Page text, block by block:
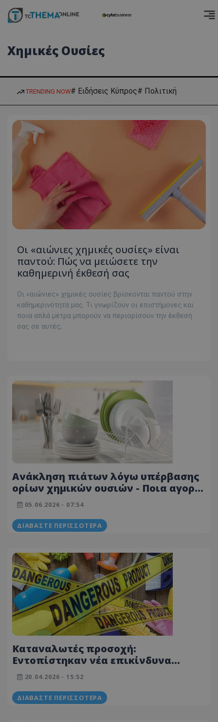
Χημικές Ουσίες
TRENDING NOW# Ειδήσεις Κύπρος# Πολιτική
Οι «αιώνιες χημικές ουσίες» είναι
παντού: Πώς να μειώσετε την
καθημερινή έκθεσή σας
Οι «αιώνιες» χημικές ουσίες βρίσκονται παντού στην
καθημερινότητά μας. Τι γνωρίζουν οι επιστήμονες και
ποια απλά μέτρα μπορούν να περιορίσουν την έκθεσή
σας σε αυτές;
Ανάκληση πιάτων λόγω υπέρβασης
ορίων χημικών ουσιών - Ποια αγορά
αφορά - Δείτε φωτογραφία
05.06.2026 - 07:54
ΔΙΑΒΆΣΤΕ ΠΕΡΙΣΣΌΤΕΡΑ
Καταναλωτές προσοχή:
Εντοπίστηκαν νέα επικίνδυνα
προϊόντα - Από τραπεζομάντιλο
μέχρι τσάντες και καφετιέρες - Δείτε
λίστα
20.04.2026 - 15:52
ΔΙΑΒΆΣΤΕ ΠΕΡΙΣΣΌΤΕΡΑ